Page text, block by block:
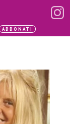
ABBONATI